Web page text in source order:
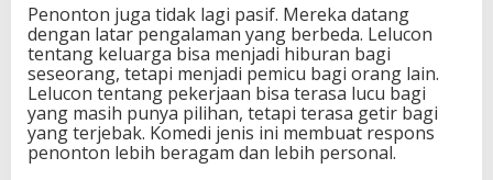
Penonton juga tidak lagi pasif. Mereka datang
dengan latar pengalaman yang berbeda. Lelucon
tentang keluarga bisa menjadi hiburan bagi
seseorang, tetapi menjadi pemicu bagi orang lain.
Lelucon tentang pekerjaan bisa terasa lucu bagi
yang masih punya pilihan, tetapi terasa getir bagi
yang terjebak. Komedi jenis ini membuat respons
penonton lebih beragam dan lebih personal.